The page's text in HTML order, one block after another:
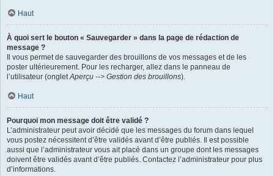
Haut
À quoi sert le bouton « Sauvegarder » dans la page de rédaction de
message ?
Il vous permet de sauvegarder des brouillons de vos messages et de les
poster ultérieurement. Pour les recharger, allez dans le panneau de
l’utilisateur (ongletAperçu --> Gestion des brouillons).
Haut
Pourquoi mon message doit être validé ?
L’administrateur peut avoir décidé que les messages du forum dans lequel
vous postez nécessitent d’être validés avant d’être publiés. Il est possible
aussi que l’administrateur vous ait placé dans un groupe dont les messages
doivent être validés avant d’être publiés. Contactez l’administrateur pour plus
d’informations.